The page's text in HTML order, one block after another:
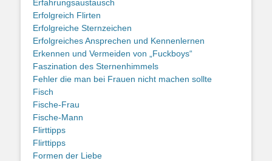
Erfahrungsaustausch
Erfolgreich Flirten
Erfolgreiche Sternzeichen
Erfolgreiches Ansprechen und Kennenlernen
Erkennen und Vermeiden von „Fuckboys“
Faszination des Sternenhimmels
Fehler die man bei Frauen nicht machen sollte
Fisch
Fische-Frau
Fische-Mann
Flirttipps
Flirttipps
Formen der Liebe